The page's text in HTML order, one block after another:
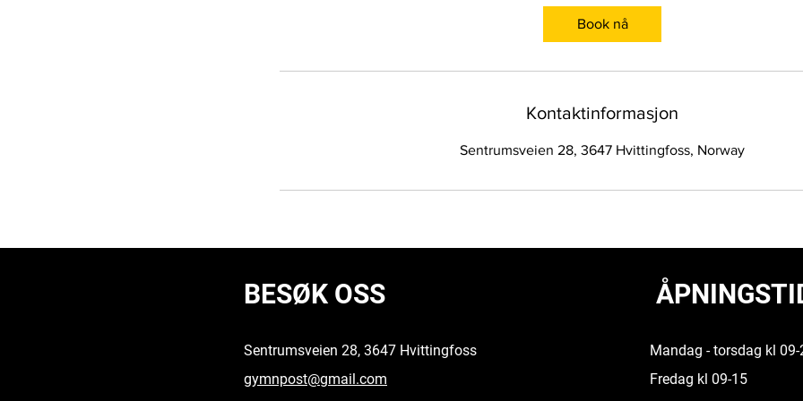
Book nå
Kontaktinformasjon
Sentrumsveien 28, 3647 Hvittingfoss, Norway
BESØK OSS
Sentrumsveien 28, 3647 Hvittingfoss
gymnpost@gmail.com
Mandag - torsdag kl 09-
Fredag kl 09-15